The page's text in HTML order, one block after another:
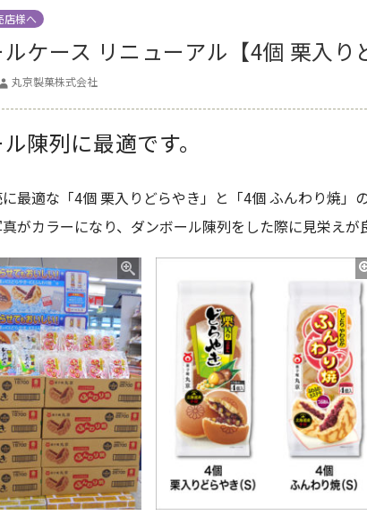
店様へ
ケース リニューアル【4個 栗入り
丸京製菓株式会社
陳列に最適です。
最適な「4個 栗入りどらやき」と「4個 ふんわり焼」
がカラーになり、ダンボール陳列をした際に見栄えが